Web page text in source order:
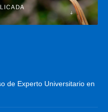
de Experto Universitario en